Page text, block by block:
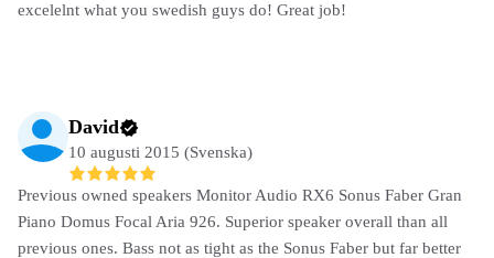
excelelnt what you swedish guys do! Great job!
David
10 augusti 2015 (Svenska)
Previous owned speakers Monitor Audio RX6 Sonus Faber Gran
Piano Domus Focal Aria 926. Superior speaker overall than all
previous ones. Bass not as tight as the Sonus Faber but far better